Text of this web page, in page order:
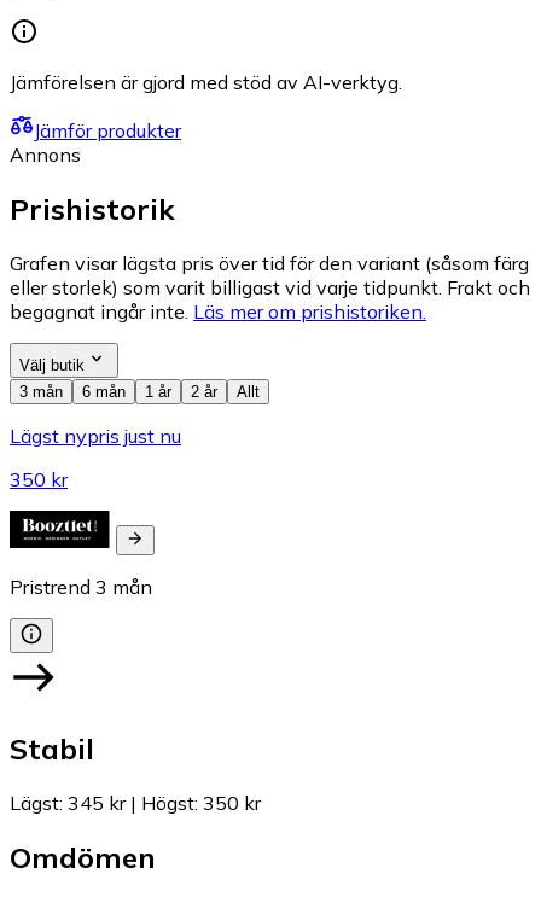
Jämförelsen är gjord med stöd av AI-verktyg.
Jämför produkter
Annons
Prishistorik
Grafen visar lägsta pris över tid för den variant (såsom färg
eller storlek) som varit billigast vid varje tidpunkt. Frakt och
begagnat ingår inte. Läs mer om prishistoriken.
Välj butik
3 mån
6 mån 1 år 2 år Allt
Lägst nypris just nu
350 kr
Pristrend 3 mån
Stabil
Lägst: 345 kr| Högst: 350 kr
Omdömen